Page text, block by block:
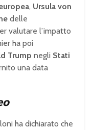
, Ursula von
delle
valutare l’impatto
ha poi
Trump negli Stati
una data
ha dichiarato che